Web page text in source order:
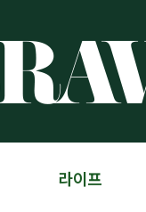
라이프